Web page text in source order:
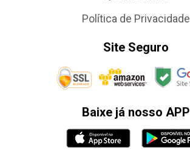
Política de Privacidade
Site Seguro
Baixe já nosso APP